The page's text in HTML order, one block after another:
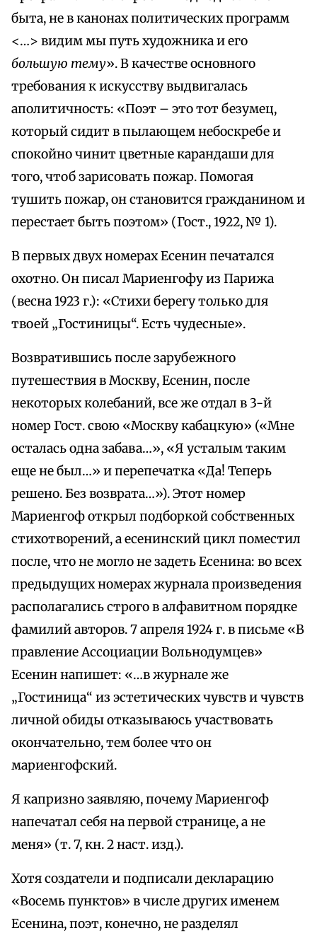
быта, не в канонах политических программ
<…> видим мы путь художника и его
большую тему». В качестве основного
требования к искусству выдвигалась
аполитичность: «Поэт – это тот безумец,
который сидит в пылающем небоскребе и
спокойно чинит цветные карандаши для
того, чтоб зарисовать пожар. Помогая
тушить пожар, он становится гражданином и
перестает быть поэтом» (Гост., 1922, № 1).
В первых двух номерах Есенин печатался
охотно. Он писал Мариенгофу из Парижа
(весна 1923 г.): «Стихи берегу только для
твоей „Гостиницы“. Есть чудесные».
Возвратившись после зарубежного
путешествия в Москву, Есенин, после
некоторых колебаний, все же отдал в 3-й
номер Гост. свою «Москву кабацкую» («Мне
осталась одна забава…», «Я усталым таким
еще не был…» и перепечатка «Да! Теперь
решено. Без возврата…»). Этот номер
Мариенгоф открыл подборкой собственных
стихотворений, а есенинский цикл поместил
после, что не могло не задеть Есенина: во всех
предыдущих номерах журнала произведения
располагались строго в алфавитном порядке
фамилий авторов. 7 апреля 1924 г. в письме «В
правление Ассоциации Вольнодумцев»
Есенин напишет: «…в журнале же
„Гостиница“ из эстетических чувств и чувств
личной обиды отказываюсь участвовать
окончательно, тем более что он
мариенгофский.
Я капризно заявляю, почему Мариенгоф
напечатал себя на первой странице, а не
меня» (т. 7, кн. 2 наст. изд.).
Хотя создатели и подписали декларацию
«Восемь пунктов» в числе других именем
Есенина, поэт, конечно, не разделял